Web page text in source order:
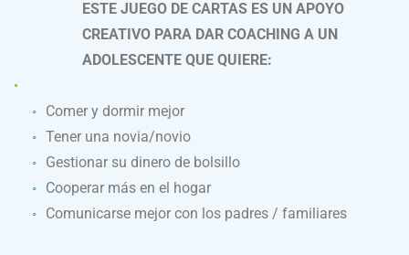
ESTE JUEGO DE CARTAS ES UN APOYO
CREATIVO PARA DAR COACHING A UN
ADOLESCENTE QUE QUIERE:
Comer y dormir mejor
Tener una novia/novio
Gestionar su dinero de bolsillo
Cooperar más en el hogar
Comunicarse mejor con los padres / familiares